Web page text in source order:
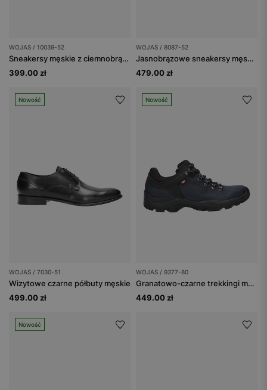
WOJAS / 10039-52
Sneakersy męskie z ciemnobrązowej skóry licowej
399.00 zł
WOJAS / 8087-52
Jasnobrązowe sneakersy męskie ze skóry licowej
479.00 zł
Nowość
WOJAS / 7030-51
Wizytowe czarne półbuty męskie
499.00 zł
Nowość
WOJAS / 9377-80
Granatowo-czarne trekkingi męskie z dzianiną dystansową
449.00 zł
Nowość